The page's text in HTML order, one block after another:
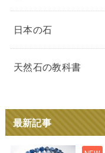
日本の石
天然石の教科書
最新記事